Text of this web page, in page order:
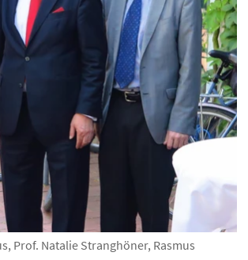
Prof. Natalie Stranghöner, Rasmus